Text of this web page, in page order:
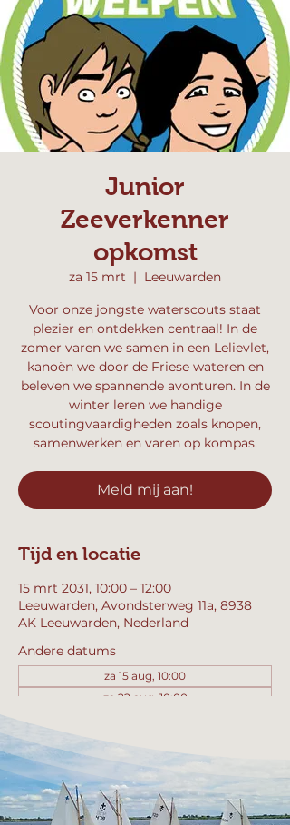
Junior
Zeeverkenner
opkomst
za 15 mrt
  |
Leeuwarden
Voor onze jongste waterscouts staat
plezier en ontdekken centraal! In de
zomer varen we samen in een Lelievlet,
kanoën we door de Friese wateren en
beleven we spannende avonturen. In de
winter leren we handige
scoutingvaardigheden zoals knopen,
samenwerken en varen op kompas.
Meld mij aan!
Tijd en locatie
15 mrt 2031, 10:00 – 12:00
Leeuwarden, Avondsterweg 11a, 8938
AK Leeuwarden, Nederland
Andere datums
za 15 aug, 10:00
za 22 aug, 10:00
Bekijk alle 357 datums
Meld mij aan!